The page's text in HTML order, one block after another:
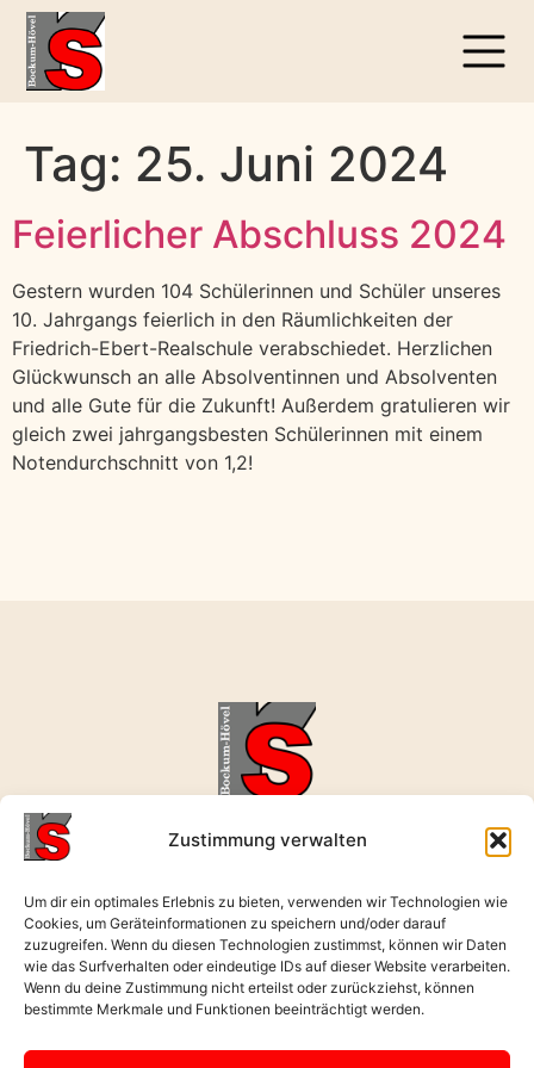
Zustimmung verwalten
Um dir ein optimales Erlebnis zu bieten, verwenden wir Technologien wie
Cookies, um Geräteinformationen zu speichern und/oder darauf
zuzugreifen. Wenn du diesen Technologien zustimmst, können wir Daten
wie das Surfverhalten oder eindeutige IDs auf dieser Website verarbeiten.
Wenn du deine Zustimmung nicht erteilst oder zurückziehst, können
bestimmte Merkmale und Funktionen beeinträchtigt werden.
Tag: 25. Juni 2024
Feierlicher Abschluss 2024
Gestern wurden 104 Schülerinnen und Schüler unseres
10. Jahrgangs feierlich in den Räumlichkeiten der
Friedrich-Ebert-Realschule verabschiedet. Herzlichen
Glückwunsch an alle Absolventinnen und Absolventen
und alle Gute für die Zukunft! Außerdem gratulieren wir
gleich zwei jahrgangsbesten Schülerinnen mit einem
Notendurchschnitt von 1,2!
Zurück nach
oben
realschule-bockum-hoevel@rerb.schulen-hamm.de
02381 496631
Wernerstraße 9, 59075 Hamm
Öffnungszeiten: Mo. - Fr. : 08:00 - 17:00 Uhr